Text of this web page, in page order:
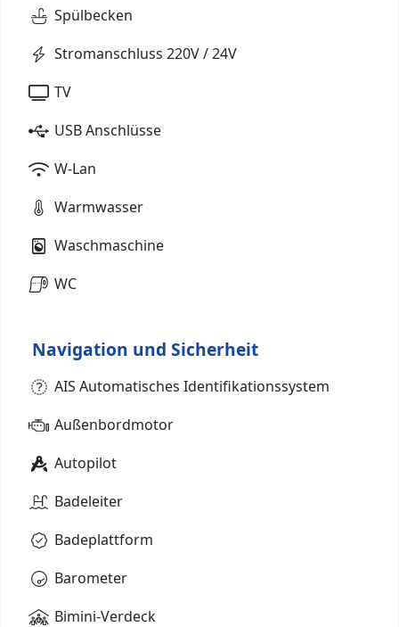
Spülbecken
Stromanschluss 220V / 24V
TV
USB Anschlüsse
W-Lan
Warmwasser
Waschmaschine
WC
Navigation und Sicherheit
AIS Automatisches Identifikationssystem
Außenbordmotor
Autopilot
Badeleiter
Badeplattform
Barometer
Bimini-Verdeck